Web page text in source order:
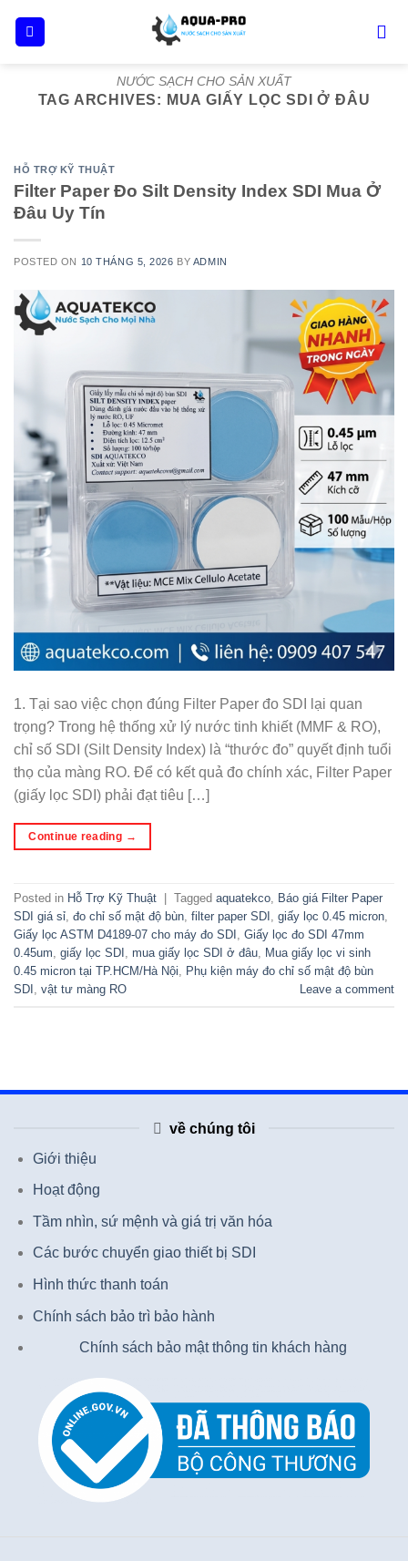
NƯỚC SẠCH CHO SẢN XUẤT
TAG ARCHIVES: MUA GIẤY LỌC SDI Ở ĐÂU
HỖ TRỢ KỸ THUẬT
Filter Paper Đo Silt Density Index SDI Mua Ở
Đâu Uy Tín
POSTED ON 10 THÁNG 5, 2026 BY ADMIN
1. Tại sao việc chọn đúng Filter Paper đo SDI lại quan
trọng? Trong hệ thống xử lý nước tinh khiết (MMF & RO),
chỉ số SDI (Silt Density Index) là “thước đo” quyết định tuổi
thọ của màng RO. Để có kết quả đo chính xác, Filter Paper
(giấy lọc SDI) phải đạt tiêu […]
Continue reading →
Posted in Hỗ Trợ Kỹ Thuật Tagged aquatekco
Báo giá Filter Paper
SDI giá sỉ đo chỉ số mật độ bùn filter paper SDI giấy lọc 0.45 micron
Giấy lọc ASTM D4189-07 cho máy đo SDI
Giấy lọc đo SDI 47mm
0.45um giấy lọc SDI mua giấy lọc SDI ở đâu
Mua giấy lọc vi sinh
0.45 micron tại TP.HCM/Hà Nội
Phụ kiện máy đo chỉ số mật độ bùn
SDI
vật tư màng RO Leave a comment
về chúng tôi
Giới thiệu
Hoạt động
Tầm nhìn, sứ mệnh và giá trị văn hóa
Các bước chuyển giao thiết bị SDI
Hình thức thanh toán
Chính sách bảo trì bảo hành
Chính sách bảo mật thông tin khách hàng